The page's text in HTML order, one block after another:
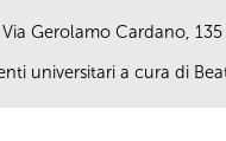
Gerolamo Cardano, 135
universitari a cura di